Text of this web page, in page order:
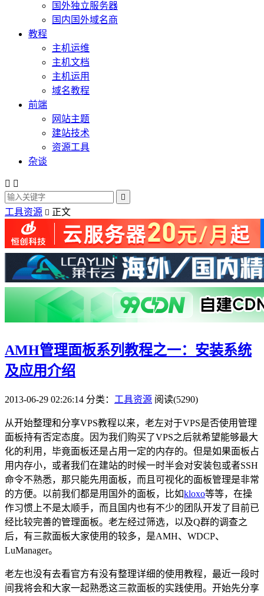
国外独立服务器
国内国外域名商
教程
主机运维
主机文档
主机运用
域名教程
前端
网站主题
建站技术
资源工具
杂谈
 

工具资源  正文
AMH管理面板系列教程之一：安装系统
及应用介绍
2013-06-29 02:26:14 分类： 工具资源 阅读(5290)
从开始整理和分享VPS教程以来，老左对于VPS是否使用管理
面板持有否定态度。因为我们购买了VPS之后就希望能够最大
化的利用，毕竟面板还是占用一定的内存的。但是如果面板占
用内存小，或者我们在建站的时候一时半会对安装包或者SSH
命令不熟悉，那只能先用面板，而且可视化的面板管理是非常
的方便。以前我们都是用国外的面板，比如kloxo等等，在操
作习惯上不是太顺手，而且国内也有不少的团队开发了目前已
经比较完善的管理面板。老左经过筛选，以及Q群的调查之
后，有三款面板大家使用的较多，是AMH、WDCP、
LuManager。
老左也没有去看官方有没有整理详细的使用教程，最近一段时
间我将会和大家一起熟悉这三款面板的实践使用。开始先分享